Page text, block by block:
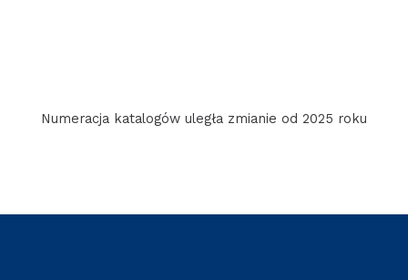
Numeracja katalogów uległa zmianie od 2025 roku